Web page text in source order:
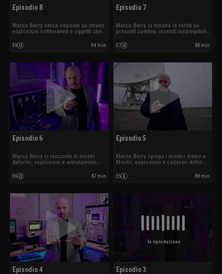
Episodio 8
Marco Berry cerca risposte su strane
esplosioni sotterranee e oggetti che
Federico Fanti.
E8 94 min
Episodio 7
Marco Berry ci mostra la verità su
presunti zombie, incendi inspiegabili
Guasti.
E7 88 min
Episodio 6
Marco Berry ci racconta di mostri
deformi, esplosioni e avvistamenti
E6 87 min
Episodio 5
Marco Berry spiega i misteri dietro a
Mostri, esplosioni e cadaveri deformi.
E5 88 min
Episodio 4
In riproduzione
Episodio 3